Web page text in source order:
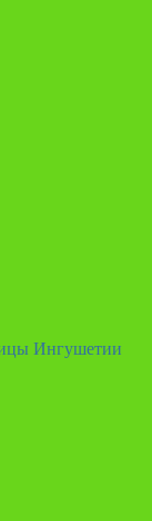
Ингушетии